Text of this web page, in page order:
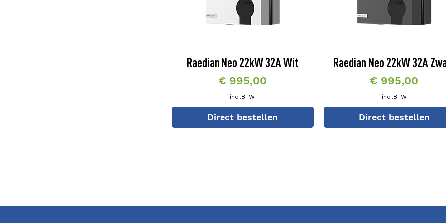
Raedian Neo 22kW 32A Wit
Prijs
€ 995,00
incl.BTW
Direct bestellen
Raedian Neo 22kW 32A
Prijs
€ 995,00
incl.BTW
Direct bestellen